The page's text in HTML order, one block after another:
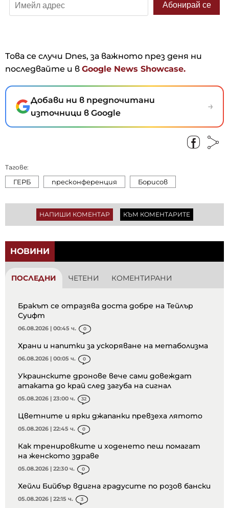
Това се случи Dnes, за важното през деня ни
последвайте и в Google News Showcase.
Добави ни в предпочитани
източници в Google
→
Тагове:
ГЕРБ пресконференция Борисов
НАПИШИ КОМЕНТАР КЪМ КОМЕНТАРИТЕ
НОВИНИ
ПОСЛЕДНИ ЧЕТЕНИ КОМЕНТИРАНИ
Бракът се отразява доста добре на Тейлър
Суифт
06.08.2026 | 00:45 ч. 0
Храни и напитки за ускоряване на метаболизма
06.08.2026 | 00:05 ч. 0
Украинските дронове вече сами довеждат
атаката до край след загуба на сигнал
05.08.2026 | 23:00 ч. 32
Цветните и ярки джапанки превзеха лятото
05.08.2026 | 22:45 ч. 0
Как тренировките и ходенето пеш помагат
на женското здраве
05.08.2026 | 22:30 ч. 0
Хейли Бийбър вдигна градусите по розов бански
05.08.2026 | 22:15 ч. 3